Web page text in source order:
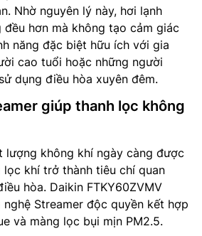
Nhờ nguyên lý này, hơi lạnh
hơn mà không tạo cảm giác
năng đặc biệt hữu ích với gia
cao tuổi hoặc những người
dụng điều hòa xuyên đêm.
giúp thanh lọc không
lượng không khí ngày càng được
lọc khí trở thành tiêu chí quan
hòa. Daikin FTKY60ZVMV
Streamer độc quyền kết hợp
và màng lọc bụi mịn PM2.5.